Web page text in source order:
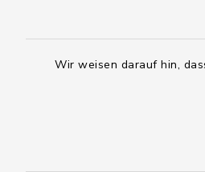
Wir weisen darauf hin,